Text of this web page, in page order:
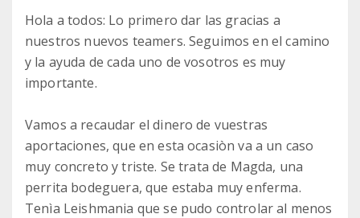
Hola a todos: Lo primero dar las gracias a
nuestros nuevos teamers. Seguimos en el camino
y la ayuda de cada uno de vosotros es muy
importante.
Vamos a recaudar el dinero de vuestras
aportaciones, que en esta ocasiòn va a un caso
muy concreto y triste. Se trata de Magda, una
perrita bodeguera, que estaba muy enferma.
Tenìa Leishmania que se pudo controlar al menos